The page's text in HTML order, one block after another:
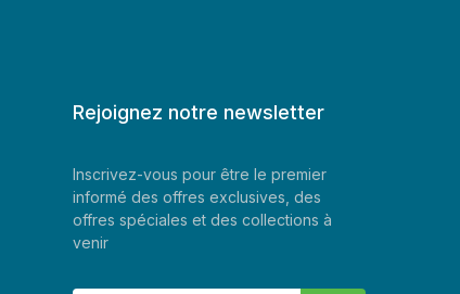
Rejoignez notre newsletter
Inscrivez-vous pour être le premier
informé des offres exclusives, des
offres spéciales et des collections à
venir